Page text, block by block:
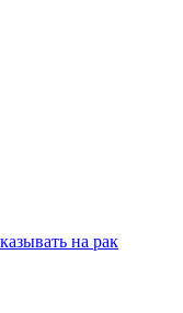
на рак